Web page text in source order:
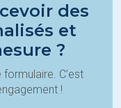
des
et
?
C’est
!